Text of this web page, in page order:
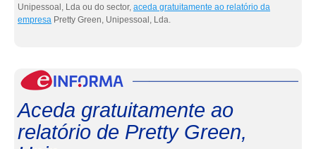
Unipessoal, Lda ou do sector, aceda gratuitamente ao relatório da
empresa Pretty Green, Unipessoal, Lda.
Aceda gratuitamente ao
relatório de Pretty Green,